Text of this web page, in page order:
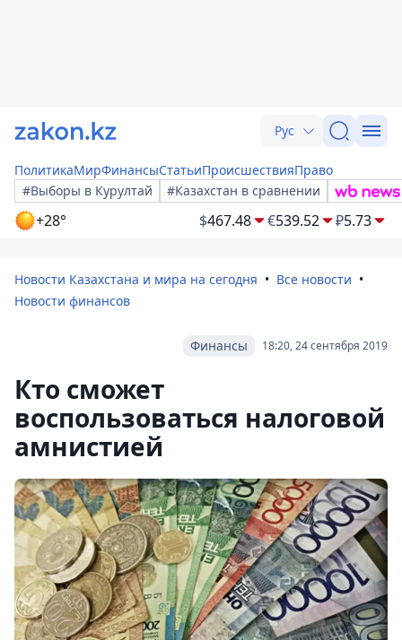
Рус
ПолитикаМирФинансыСтатьиПроисшествияПраво
#Выборы в Курултай
#Казахстан в сравнении
+28° $467.48 €539.52 ₽5.73
Новости Казахстана и мира на сегодня
Все новости
Новости финансов
18:20, 24 сентября 2019
Финансы
Кто сможет
воспользоваться налоговой
амнистией